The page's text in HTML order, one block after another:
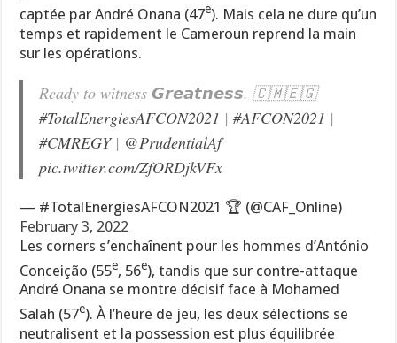
captée par André Onana (47e). Mais cela ne dure qu’un
temps et rapidement le Cameroun reprend la main
sur les opérations.
Ready to witness 𝙂𝙧𝙚𝙖𝙩𝙣𝙚𝙨𝙨. 🇨🇲🇪🇬
#TotalEnergiesAFCON2021 |#AFCON2021 |
#CMREGY| @PrudentialAf
pic.twitter.com/ZfORDjkVFx
— #TotalEnergiesAFCON2021 🏆 (@CAF_Online)
February 3, 2022
Les corners s’enchaînent pour les hommes d’António
Conceição (55e, 56e), tandis que sur contre-attaque
André Onana se montre décisif face à Mohamed
Salah (57e). À l’heure de jeu, les deux sélections se
neutralisent et la possession est plus équilibrée